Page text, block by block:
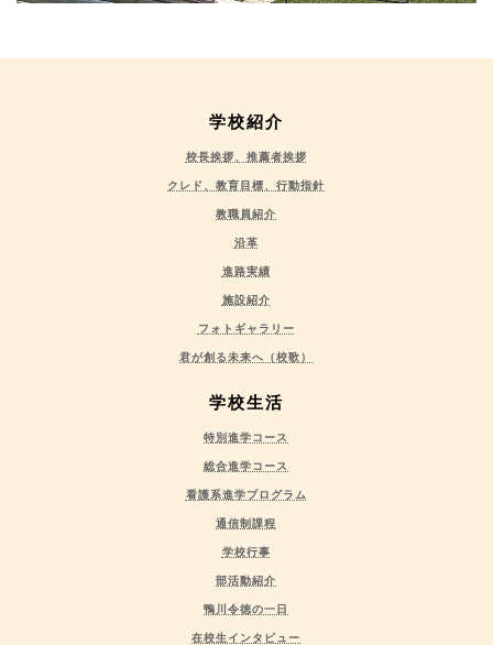
学校紹介
校長挨拶、推薦者挨拶
クレド、教育目標、行動指針
教職員紹介
沿革
進路実績
施設紹介
フォトギャラリー
君が創る未来へ（校歌）
学校生活
特別進学コース
総合進学コース
看護系進学プログラム
通信制課程
学校行事
部活動紹介
鴨川令徳の一日
在校生インタビュー